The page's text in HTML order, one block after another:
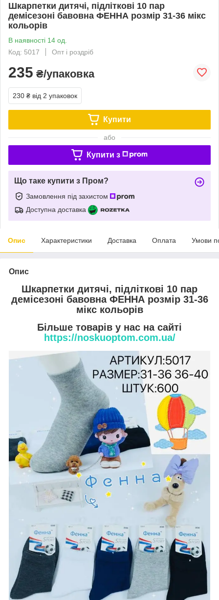
Шкарпетки дитячі, підліткові 10 пар
демісезоні бавовна ФЕННА розмір 31-36 мікс
кольорів
В наявності 14 од.
Код: 5017
Опт і роздріб
235 ₴/упаковка
230 ₴ від 2 упаковок
Купити
або
Купити з
Що таке купити з Пром?
Замовлення під захистом
Доступна доставка
Опис Характеристики Доставка Оплата Умови
Опис
Шкарпетки дитячі, підліткові 10 пар
демісезоні бавовна ФЕННА розмір 31-36
мікс кольорів
Більше товарів у нас на сайті
https://noskuoptom.com.ua/